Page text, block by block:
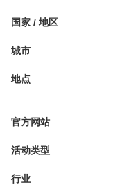
国家 / 地区
城市
地点
官方网站
活动类型
行业